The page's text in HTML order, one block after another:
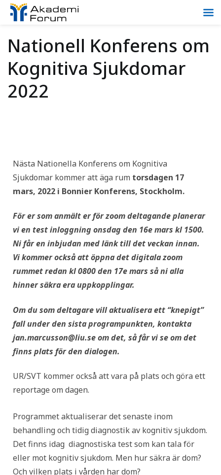
Nationell Konferens om
Kognitiva Sjukdomar
2022
Nästa Nationella Konferens om Kognitiva
Sjukdomar kommer att äga rum torsdagen 17
mars, 2022 i Bonnier Konferens, Stockholm.
För er som anmält er för zoom deltagande planerar
vi en test inloggning onsdag den 16e mars kl 1500.
Ni får en inbjudan med länk till det veckan innan.
Vi kommer också att öppna det digitala zoom
rummet redan kl 0800 den 17e mars så ni alla
hinner säkra era uppkopplingar.
Om du som deltagare vill aktualisera ett “knepigt”
fall under den sista programpunkten, kontakta
jan.marcusson@liu.se om det, så får vi se om det
finns plats för den dialogen.
UR/SVT kommer också att vara på plats och göra ett
reportage om dagen.
Programmet aktualiserar det senaste inom
behandling och tidig diagnostik av kognitiv sjukdom.
Det finns idag diagnostiska test som kan tala för
eller mot kognitiv sjukdom. Men hur säkra är dom?
Och vilken plats i vården har dom?